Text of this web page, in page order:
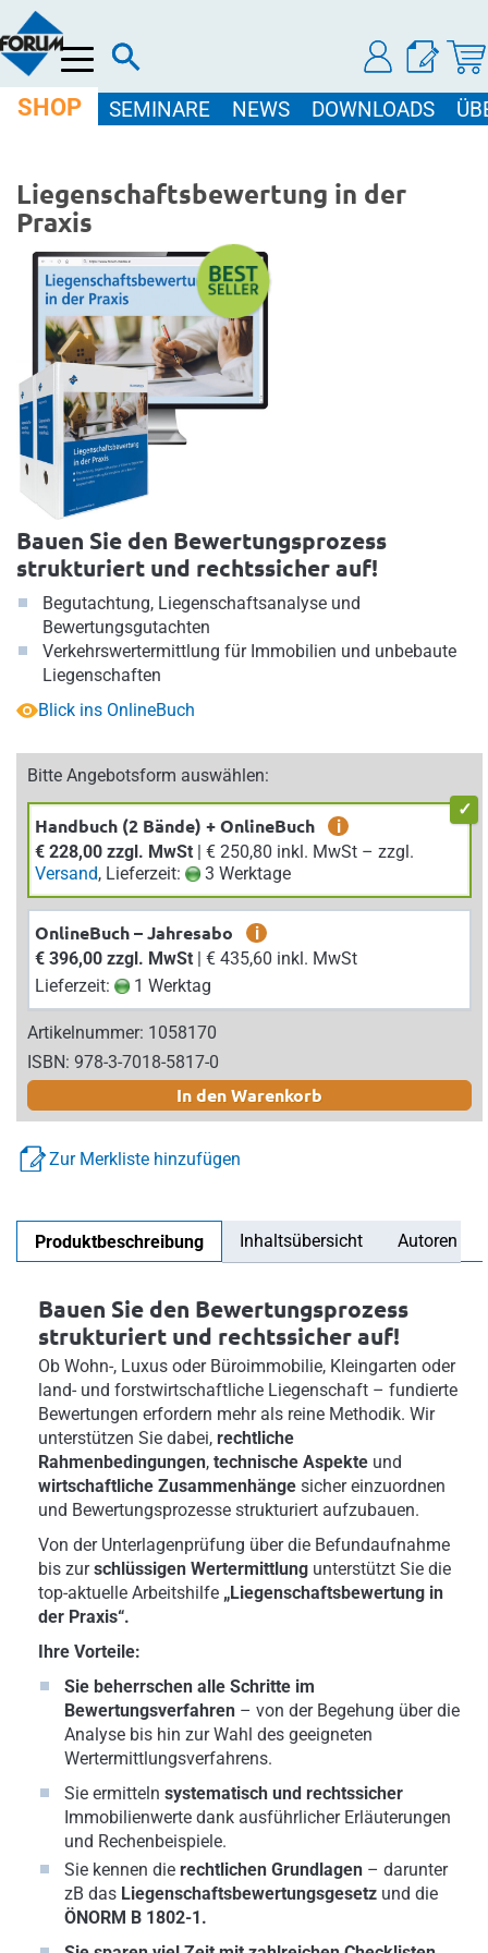
Menü
SHOP SEMINARE NEWS DOWNLOADS
Liegenschaftsbewertung in der
Praxis
Bauen Sie den Bewertungsprozess
strukturiert und rechtssicher auf!
Begutachtung, Liegenschaftsanalyse und
Bewertungsgutachten
Verkehrswertermittlung für Immobilien und unbebaute
Liegenschaften
Blick ins OnlineBuch
Bitte Angebotsform auswählen:
Handbuch (2 Bände) + OnlineBuch
i
€ 228,00 zzgl. MwSt
| € 250,80 inkl. MwSt – zzgl.
Versand, Lieferzeit: 3 Werktage
OnlineBuch – Jahresabo
i
€ 396,00 zzgl. MwSt
| € 435,60 inkl. MwSt
Lieferzeit:
1 Werktag
Artikelnummer: 1058170
ISBN: 978-3-7018-5817-0
In den Warenkorb
Zur Merkliste hinzufügen
Produktbeschreibung Inhaltsübersicht Autoren
Bauen Sie den Bewertungsprozess
strukturiert und rechtssicher auf!
Ob Wohn-, Luxus oder Büroimmobilie, Kleingarten oder
land- und forstwirtschaftliche Liegenschaft – fundierte
Bewertungen erfordern mehr als reine Methodik. Wir
unterstützen Sie dabei, rechtliche
Rahmenbedingungen, technische Aspekte und
wirtschaftliche Zusammenhänge sicher einzuordnen
und Bewertungsprozesse strukturiert aufzubauen.
Von der Unterlagenprüfung über die Befundaufnahme
bis zurschlüssigen Wertermittlung unterstützt Sie die
top-aktuelle Arbeitshilfe „Liegenschaftsbewertung in
der Praxis“.
Ihre Vorteile:
Sie beherrschen alle Schritte im
Bewertungsverfahren – von der Begehung über die
Analyse bis hin zur Wahl des geeigneten
Wertermittlungsverfahrens.
Sie ermitteln systematisch und rechtssicher
Immobilienwerte dank ausführlicher Erläuterungen
und Rechenbeispiele.
Sie kennen die rechtlichen Grundlagen – darunter
zB das Liegenschaftsbewertungsgesetz und die
ÖNORM B 1802-1.